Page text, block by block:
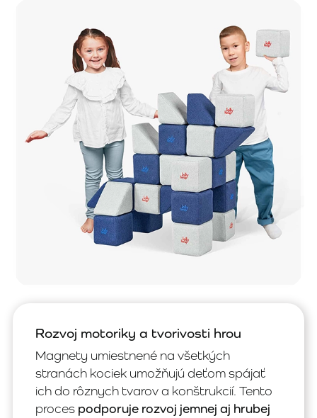
Rozvoj motoriky a tvorivosti hrou
Magnety umiestnené na všetkých
stranách kociek umožňujú deťom spájať
ich do rôznych tvarov a konštrukcií. Tento
proces podporuje rozvoj jemnej aj hrubej